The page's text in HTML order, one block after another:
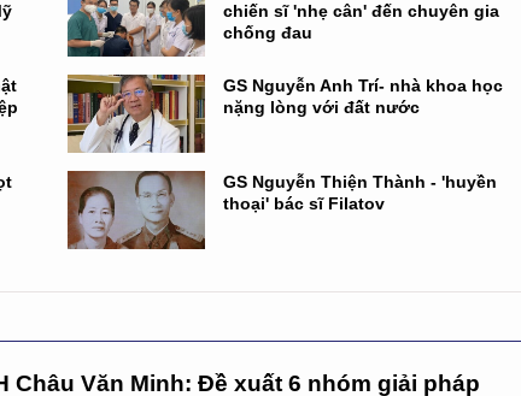
chiến sĩ 'nhẹ cân' đến chuyên gia
chống đau
GS Nguyễn Anh Trí- nhà khoa học
nặng lòng với đất nước
GS Nguyễn Thiện Thành - 'huyền
thoại' bác sĩ Filatov
Châu Văn Minh: Đề xuất 6 nhóm giải pháp